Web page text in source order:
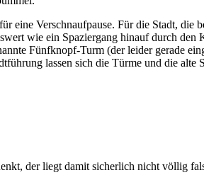
eine Verschnaufpause. Für die Stadt,
wie ein Spaziergang hinauf durch
Fünfknopf-Turm (der leider gerade
lassen sich die Türme und die alte
der liegt damit sicherlich nicht völlig